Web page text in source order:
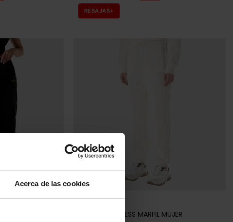
Acerca de las cookies
REBAJAS+
en stock
GUESS
PANTALÓN GUESS MARFIL MUJER